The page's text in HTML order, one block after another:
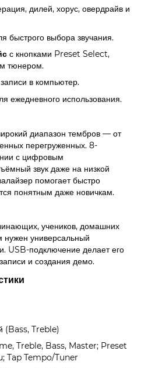
дилей, хорус, овердрайв и
быстрого выбора звучания.
с кнопками Preset Select,
тюнером.
в компьютер.
ежедневного использования.
диапазон тембров — от
перегруженных. 8-
с цифровым
звук даже на низкой
помогает быстро
понятным даже новичкам.
учеников, домашних
нужен универсальный
USB-подключение делает его
и создания демо.
(Bass, Treble)
Treble, Bass, Master; Preset
Tap Tempo/Tuner